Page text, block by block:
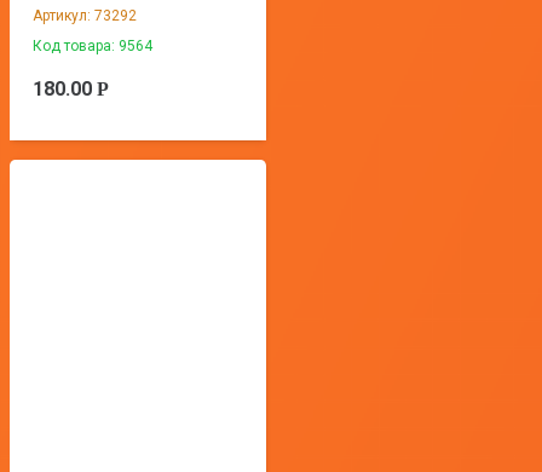
Артикул:73292
Код товара: 9564
180.00Р